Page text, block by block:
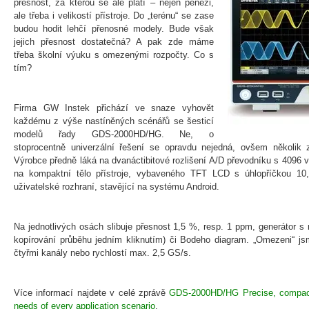
přesnost, za kterou se ale platí – nejen penězi,
ale třeba i velikostí přístroje. Do „terénu“ se zase
budou hodit lehčí přenosné modely. Bude však
jejich přesnost dostatečná? A pak zde máme
třeba školní výuku s omezenými rozpočty. Co s
tím?
Firma GW Instek přichází ve snaze vyhovět
každému z výše nastíněných scénářů se šesticí
modelů řady GDS-2000HD/HG. Ne, o
stoprocentně univerzální řešení se opravdu nejedná, ovšem
Výrobce předně láká na dvanáctibitové rozlišení A/D převodníku s 4096
na kompaktní tělo přístroje, vybaveného TFT LCD s úhlopříčkou
uživatelské rozhraní, stavějící na systému Android.
Na jednotlivých osách slibuje přesnost 1,5 %, resp. 1 ppm, generátor
kopírování průběhu jedním kliknutím) či Bodeho diagram. „Omezeni“
čtyřmi kanály nebo rychlostí max. 2,5 GS/s.
Více informací najdete v celé zprávěGDS-2000HD/HG Precise,
needs of every application scenario